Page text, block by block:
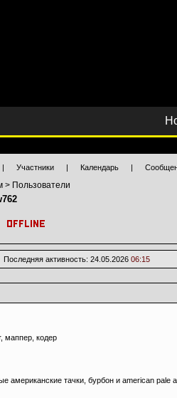
Участники | Календарь |
> Пользователи
Последняя активность: 24.05.2026 06:15
маппер, кодер
американские тачки, бурбон и american pale